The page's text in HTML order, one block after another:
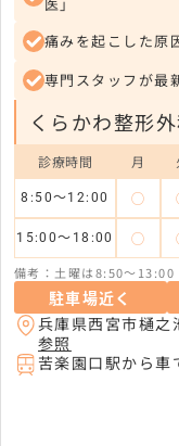
痛みを起こした原
専門スタッフが最
くらかわ整形
診療時間 月
8:50～12:00 ◯
15:00～18:00 ◯
備考：土曜は8:50～13:00
駐車場近く
兵庫県西宮市樋
参照
苦楽園口駅から車